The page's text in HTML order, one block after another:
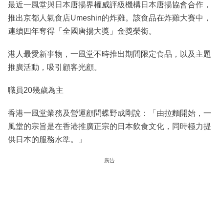
最近一風堂與日本唐揚界權威評級機構日本唐揚協會合作，
推出京都人氣食店Umeshin的炸雞。該食品在炸雞大賽中，
連續四年奪得「全國唐揚大獎」金獎榮銜。
港人最愛新事物，一風堂不時推出期間限定食品，以及主題
推廣活動，吸引顧客光顧。
職員20幾歲為主
香港一風堂業務及營運顧問蝶野成剛說：「由拉麵開始，一
風堂的宗旨是在香港推廣正宗的日本飲食文化，同時極力提
供日本的服務水準。」
廣告